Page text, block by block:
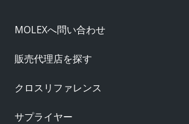
MOLEXへ問い合わせ
販売代理店を探す
クロスリファレンス
サプライヤー